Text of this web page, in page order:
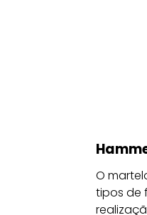
O
tipos de